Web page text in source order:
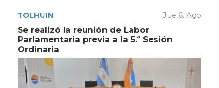
TOLHUIN Jue 6. Ago
Se realizó la reunión de Labor
Parlamentaria previa a la 5.ª Sesión
Ordinaria